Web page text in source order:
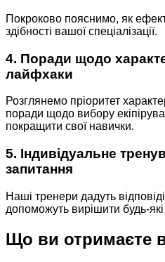
Покроково пояснимо, як
здібності вашої спеціалізації.
4. Поради щодо
лайфхаки
Розглянемо пріоритет
поради щодо вибору
покращити свої навички.
5. Індивідуальне
запитання
Наші тренери дадуть
допоможуть вирішити будь-
Що ви отримаєте в